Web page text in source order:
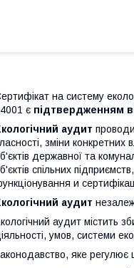
на систему
є підтвердженням
аудит
, зміни конкретних
державної та
спільних підприємств,
и
аудит
аудит містить
умов, системи
яке регулює